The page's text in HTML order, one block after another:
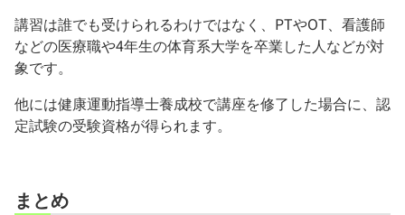
講習は誰でも受けられるわけではなく、PTやOT、看護師
などの医療職や4年生の体育系大学を卒業した人などが対
象です。
他には健康運動指導士養成校で講座を修了した場合に、認
定試験の受験資格が得られます。
まとめ